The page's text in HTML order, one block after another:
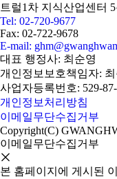
트럴1차 지식산업센터
Tel: 02-720-9677
Fax: 02-722-9678
E-mail:
대표 행정사: 최순영
개인정보보호책임자: 최
사업자등록번호: 529-
개인정보처리방침
이메일무단수집거부
Copyright(C)
이메일무단수집거부
본 홈페이지에 게시된